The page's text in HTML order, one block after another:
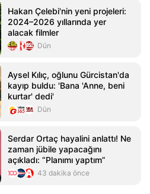
Hakan Çelebi'nin yeni projeleri:
2024–2026 yıllarında yer
alacak filmler
Dün
Aysel Kılıç, oğlunu Gürcistan'da
kayıp buldu: 'Bana 'Anne, beni
kurtar' dedi'
Dün
Serdar Ortaç hayalini anlattı! Ne
zaman jübile yapacağını
açıkladı: “Planımı yaptım”
43 dakika önce